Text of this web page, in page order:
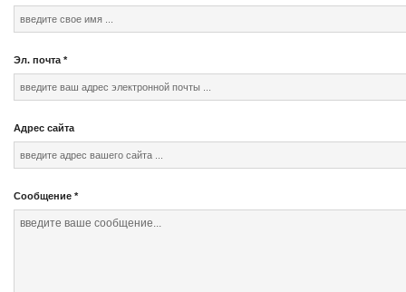
Эл. почта *
Адрес сайта
Сообщение *